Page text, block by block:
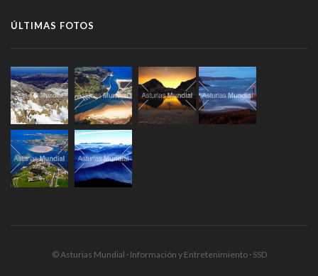
ÚLTIMAS FOTOS
© Asturias Mundial · Información y Entretenimiento · SSD